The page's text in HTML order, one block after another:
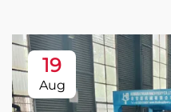
19
Aug